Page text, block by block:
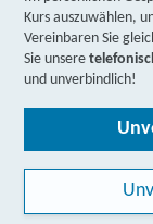
Kurs auszuwählen,
Vereinbaren Sie
Sie unsere
und unverbindlich!